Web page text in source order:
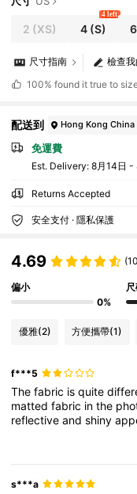
2 (XS) 4(S)
4 left
6
檢查
尺寸指南
100% found it true to
配送到 Hong Kong China
免運費
​Est. Delivery: 8月14日 -
Returns Accepted
安全支付 · 隱私保護
4.69
偏小
0%
優雅(2) 方便攜帶(1)
f***5
Thefabric isquite
mattedfabric inthe
reflectiveandshiny
s***a